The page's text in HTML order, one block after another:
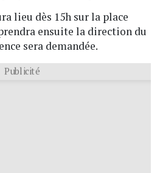
lieu dès 15h sur la place
ensuite la direction du
sera demandée.
Publicité